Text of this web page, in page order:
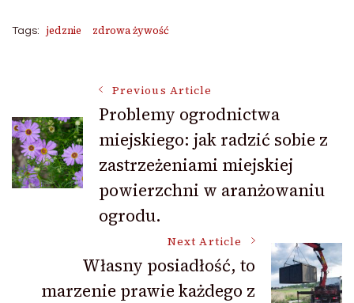
Tags: jedznie zdrowa żywość
Navigation
Previous Article
Problemy ogrodnictwa
miejskiego: jak radzić sobie z
zastrzeżeniami miejskiej
powierzchni w aranżowaniu
ogrodu.
Next Article
Własny posiadłość, to
marzenie prawie każdego z